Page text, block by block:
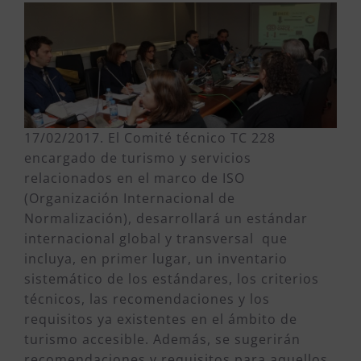
17/02/2017. El Comité técnico TC 228
encargado de turismo y servicios
relacionados en el marco de ISO
(Organización Internacional de
Normalización), desarrollará un estándar
internacional global y transversal que
incluya, en primer lugar, un inventario
sistemático de los estándares, los criterios
técnicos, las recomendaciones y los
requisitos ya existentes en el ámbito de
turismo accesible. Además, se sugerirán